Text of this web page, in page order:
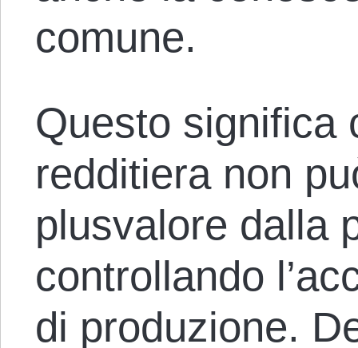
comune.
Questo significa
redditiera non
plusvalore dalla
controllando
di produzione.